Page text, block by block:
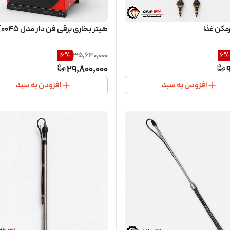
غذا
6%
افزودن به سبد
هیتر بخاری برقی فن دار مدل HT0045
35,640,000
16%
29,800,000
افزودن به سبد